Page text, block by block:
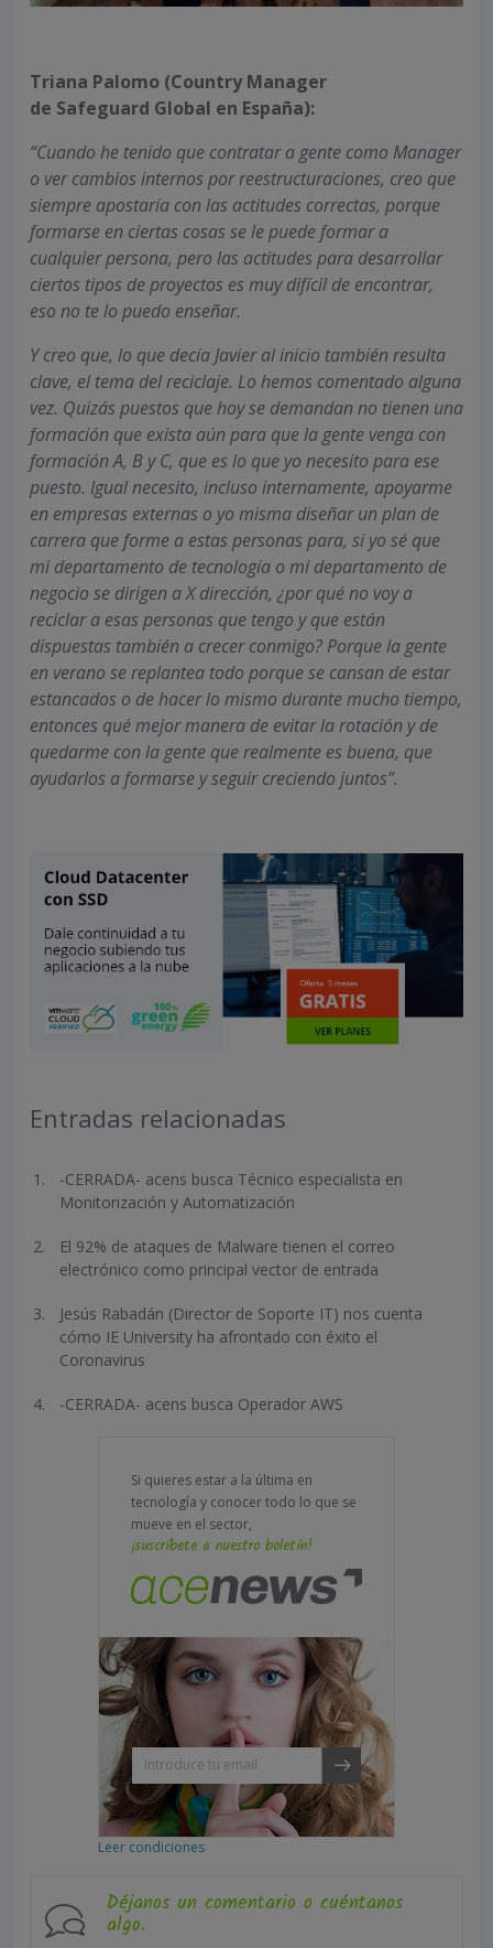
Triana Palomo (Country Manager
de Safeguard Global en España):
“Cuando he tenido que contratar a gente como Manager
o ver cambios internos por reestructuraciones, creo que
siempre apostaría con las actitudes correctas, porque
formarse en ciertas cosas se le puede formar a
cualquier persona, pero las actitudes para desarrollar
ciertos tipos de proyectos es muy difícil de encontrar,
eso no te lo puedo enseñar.
Y creo que, lo que decía Javier al inicio también resulta
clave, el tema del reciclaje. Lo hemos comentado alguna
vez. Quizás puestos que hoy se demandan no tienen una
formación que exista aún para que la gente venga con
formación A, B y C, que es lo que yo necesito para ese
puesto. Igual necesito, incluso internamente, apoyarme
en empresas externas o yo misma diseñar un plan de
carrera que forme a estas personas para, si yo sé que
mi departamento de tecnología o mi departamento de
negocio se dirigen a X dirección, ¿por qué no voy a
reciclar a esas personas que tengo y que están
dispuestas también a crecer conmigo? Porque la gente
en verano se replantea todo porque se cansan de estar
estancados o de hacer lo mismo durante mucho tiempo,
entonces qué mejor manera de evitar la rotación y de
quedarme con la gente que realmente es buena, que
ayudarlos a formarse y seguir creciendo juntos”.
Entradas relacionadas
-CERRADA- acens busca Técnico especialista en
Monitorización y Automatización
El 92% de ataques de Malware tienen el correo
electrónico como principal vector de entrada
Jesús Rabadán (Director de Soporte IT) nos cuenta
cómo IE University ha afrontado con éxito el
Coronavirus
-CERRADA- acens busca Operador AWS
Si quieres estar a la última en
tecnología y conocer todo lo que se
mueve en el sector,
¡suscríbete a nuestro boletín!
Leer condiciones
Déjanos un comentario o cuéntanos
algo.